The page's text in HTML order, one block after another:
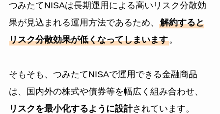
つみたてNISAは長期運用による高いリスク分散効
果が見込まれる運用方法であるため、 解約すると
リスク分散効果が低くなってしまいます。
そもそも、つみたてNISAで運用できる金融商品
は、国内外の株式や債券等を幅広く組み合わせ、
リスクを最小化するように設計されています。